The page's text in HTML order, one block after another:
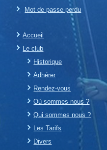
Mot de passe perdu
Accueil
Le club
Historique
Adhérer
Rendez-vous
Où sommes nous ?
Qui sommes nous ?
Les Tarifs
Divers